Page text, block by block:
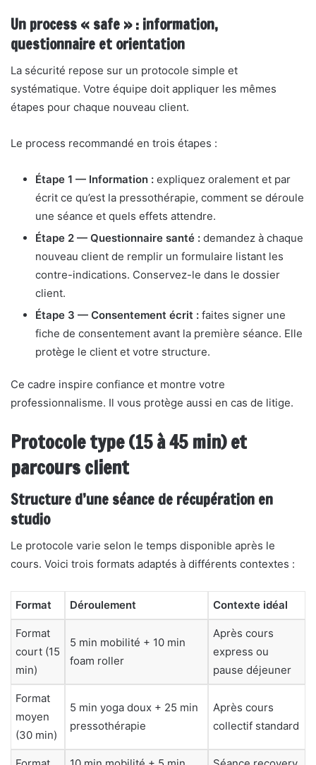
Un process « safe » : information,
questionnaire et orientation
La sécurité repose sur un protocole simple et
systématique. Votre équipe doit appliquer les mêmes
étapes pour chaque nouveau client.
Le process recommandé en trois étapes :
Étape 1 — Information : expliquez oralement et par
écrit ce qu’est la pressothérapie, comment se déroule
une séance et quels effets attendre.
Étape 2 — Questionnaire santé : demandez à chaque
nouveau client de remplir un formulaire listant les
contre-indications. Conservez-le dans le dossier
client.
Étape 3 — Consentement écrit : faites signer une
fiche de consentement avant la première séance. Elle
protège le client et votre structure.
Ce cadre inspire confiance et montre votre
professionnalisme. Il vous protège aussi en cas de litige.
Protocole type (15 à 45 min) et
parcours client
Structure d’une séance de récupération en
studio
Le protocole varie selon le temps disponible après le
cours. Voici trois formats adaptés à différents contextes :
Format Déroulement Contexte idéal
Format
court (15
min)
5 min mobilité + 10 min
foam roller
Après cours
express ou
pause déjeuner
Format
moyen
(30 min)
5 min yoga doux + 25 min
pressothérapie
Après cours
collectif standard